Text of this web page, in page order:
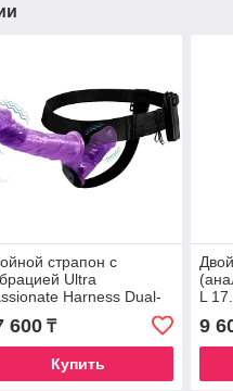
страпон с
Ultra
Harness Dual-
Vibration L 16.5 см D
L 9 см D 4 см
600₸
Купить
L
9